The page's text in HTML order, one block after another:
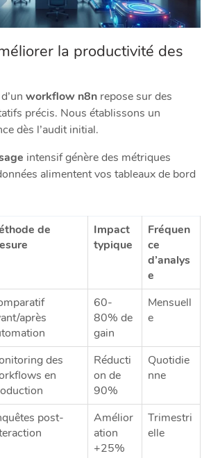
la productivité des
workflow n8n repose sur des
précis. Nous établissons un
dès l’audit initial.
intensif génère des métriques
alimentent vos tableaux de bord
de
Impact
typique
Fréquen
ce
d’analys
e
après
60-
80% de
gain
Mensuell
e
des
en
Réducti
on de
90%
Quotidie
nne
post-
Amélior
ation
+25%
Trimestri
elle